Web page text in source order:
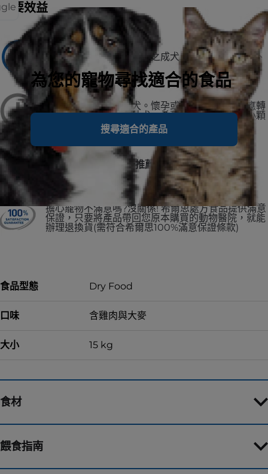
為您的寵物尋找適合的食品
搜尋適合的產品
主要效益
建議用於
1至6歲有較低卡路里需求之成犬（例如：低活動量、
結紮或肥胖傾向的狗狗）
不建議用於
幼犬、懷孕或授乳母犬。懷孕或授乳期間，愛犬應轉
換至希爾思寵物食品幼犬、希爾思寵物食品幼犬小顆
粒、或希爾思寵物食品小型及迷你幼犬。
No.1 美國獸醫師第一推薦
擔心寵物不滿意嗎?沒關係! 希爾思處方食品提供滿意
保證，只要將產品帶回您原本購買的動物醫院，就能
辦理退換貨(需符合希爾思100%滿意保證條款)
食品型態 Dry Food
口味 含雞肉與大麥
大小 15 kg
食材
餵食指南